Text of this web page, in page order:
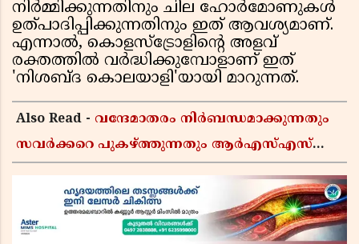
നിർമ്മിക്കുന്നതിനും ചില ഹോർമോണുകൾ
ഉത്പാദിപ്പിക്കുന്നതിനും ഇത് ആവശ്യമാണ്.
എന്നാൽ, കൊളസ്‌ട്രോളിന്റെ അളവ്
രക്തത്തിൽ വർദ്ധിക്കുമ്പോളാണ് ഇത്
'നിശബ്ദ കൊലയാളി'യായി മാറുന്നത്.
Also Read - വന്ദേമാതരം നിർബന്ധമാക്കുന്നതും
സവർക്കറെ പുകഴ്ത്തുന്നതും ആർഎസ്എസ്
വിജയൻ